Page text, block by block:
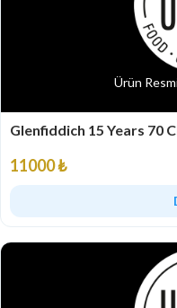
Ürün
Glenfiddich 15 Years 70
11000 ₺